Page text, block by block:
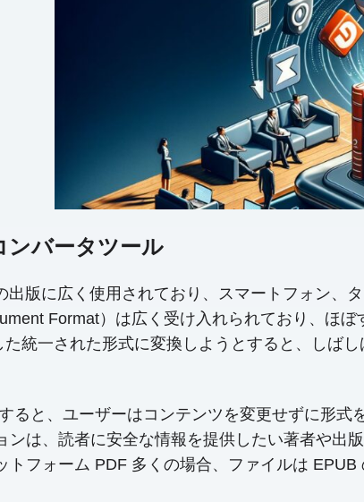
ンバータツール
版に広く使用されており、スマートフォン、
Format）は広く受け入れられており、ほ
統一された形式に変換しようとすると、しば
ると、ユーザーはコンテンツを変更せずに形
ンは、読者に安全な情報を提供したい著者や
フォーム PDF 多くの場合、ファイルは